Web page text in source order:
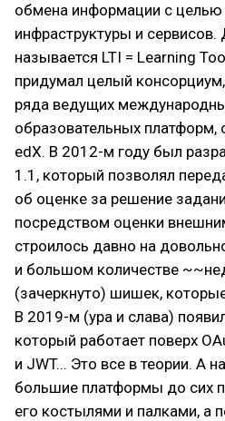
обмена информации с целью
инфраструктуры и
называется LTI = Learning
придумал целый
ряда ведущих
образовательных платформ,
edX. В 2012-м году был
1.1, который позволял
об оценке за решение
посредством оценки
строилось давно на
и большом количестве
(зачеркнуто) шишек,
В 2019-м (ура и слава)
который работает поверх
и JWT... Это все в теории. А
большие платформы до сих
его костылями и палками, а